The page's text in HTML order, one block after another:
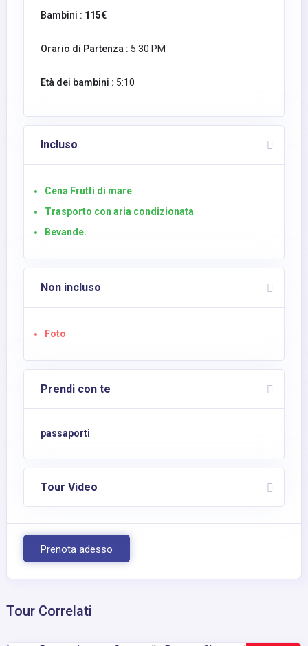
Bambini : 115€
Orario di Partenza : 5:30 PM
Età dei bambini : 5:10
Incluso
Cena Frutti di mare
Trasporto con aria condizionata
Bevande.
Non incluso
Foto
Prendi con te
passaporti
Tour Video
Prenota adesso
Tour Correlati